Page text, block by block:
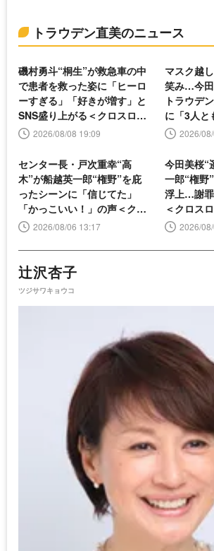
トラウデン直美のニュース
磯村勇斗“桐生”が救急車の中
で患者を救った姿に「ヒーロ
ーすぎる」「好きが増す」と
SNS盛り上がる＜クロスロー
ド＞2026/08/08 19:09
マスク越
笑み…今
トラウデ
に「3人と
ロスロー
2026/
センター長・戸次重幸“高
木”が船越英一郎“権野”を庇
ったシーンに「信じてた」
「かっこいい！」の声＜クロ
スロード＞
2026/08/06 13:17
今田美桜“
一郎“権野
浮上…謝
＜クロス
2026/
辻沢杏子
ツジサワキョウコ